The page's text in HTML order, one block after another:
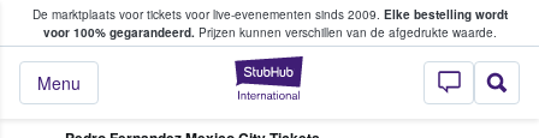
De marktplaats voor tickets voor live-evenementen sinds 2009. Elke bestelling wordt
voor 100% gegarandeerd.Prijzen kunnen verschillen van de afgedrukte waarde.
StubHub: waar
Menu
tickets kopen en verkopen